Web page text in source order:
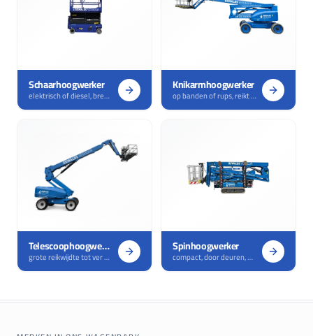
Schaarhoogwerker
elektrisch of diesel, breed werkplatform
Knikarmhoogwerker
op banden of rups, reikt om obstakels
Telescoophoogwerker
grote reikwijdte tot ver boven het dak
Spinhoogwerker
compact, door deuren, op gevoelige vloeren